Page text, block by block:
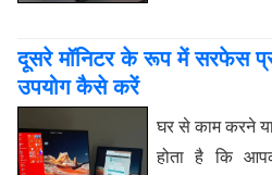
दूसरे मॉनिटर के रूप में सरफेस
उपयोग कैसे करें
घर से काम करने
होता है कि